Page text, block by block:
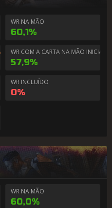
WR NA MÃO
60,1%
WR COM A CARTA NA MÃO INICIAL
57,9%
WR INCLUÍDO
0%
WR NA MÃO
60,0%